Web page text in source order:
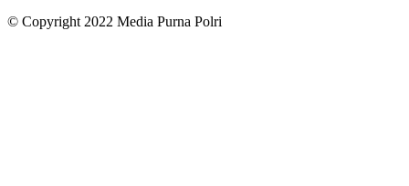
© Copyright 2022 Media Purna Polri